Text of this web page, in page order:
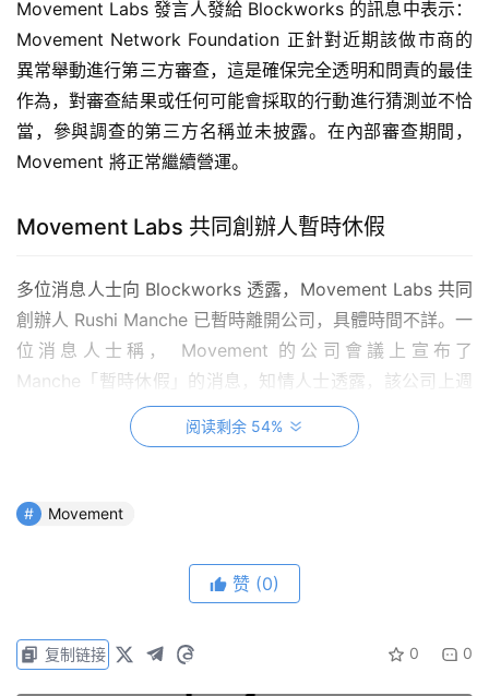
Movement Labs 發言人發給 Blockworks 的訊息中表示：
Movement Network Foundation 正針對近期該做市商的
異常舉動進行第三方審查，這是確保完全透明和問責的最佳
作為，對審查結果或任何可能會採取的行動進行猜測並不恰
當，參與調查的第三方名稱並未披露。在內部審查期間，
Movement 將正常繼續營運。
Movement Labs 共同創辦人暫時休假
多位消息人士向 Blockworks 透露，Movement Labs 共同
創辦人 Rushi Manche 已暫時離開公司，具體時間不詳。一
位消息人士稱， Movement 的公司會議上宣布了
Manche「暫時休假」的消息，知情人士透露，該公司上週
在舊金山舉行了一次現場會議，但 Manche 並未出席。
是否在休假的問題。
共同創辦人的去向不明，仍在社群上發文
Manche 休假的原因和時間長短未明確公布，某消息人士透
阅读剩余 54%
Movement
赞 (0)
0 0
复制链接